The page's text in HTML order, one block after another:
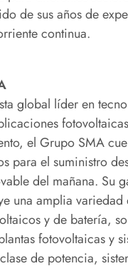
de sus años de
continua.
global líder en
el Grupo SMA
para el suministro
del mañana. Su
una amplia variedad
y de batería,
fotovoltaicas y
de potencia,